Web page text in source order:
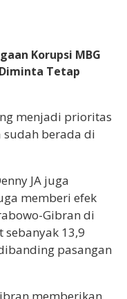
Korupsi MBG
Tetap
menjadi prioritas
sudah berada di
JA juga
memberi efek
Gibran di
sebanyak 13,9
pasangan